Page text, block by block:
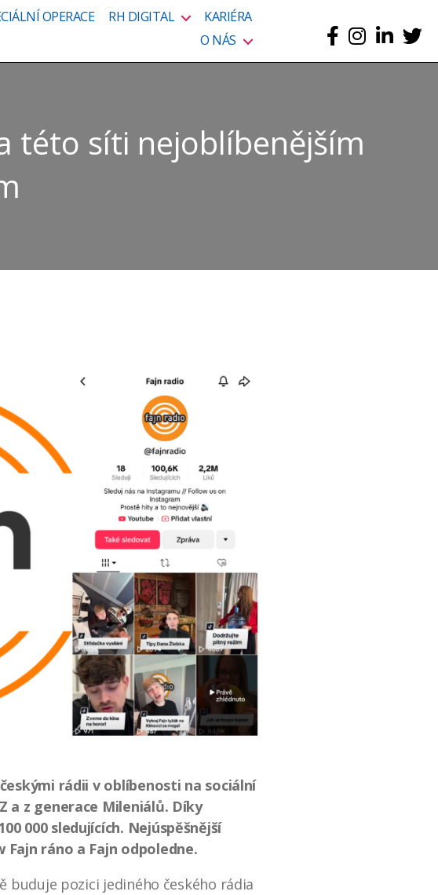
OPERACE RH DIGITAL
KARIÉRA
O NÁS
této síti nejoblíbenějším
rádii v oblíbenosti na sociální
a z generace Mileniálů. Díky
000 sledujících. Nejúspěšnější
ráno a Fajn odpoledne.
buduje pozici jediného českého rádia